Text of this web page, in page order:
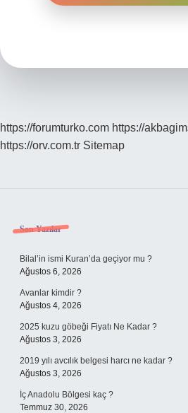
https://forumturko.com https://
https://orv.com.tr Sitemap
Sidebar
Son Yazılar
Bilal’in ismi Kuran’da geçiyor mu ?
Ağustos 6, 2026
Avanlar kimdir ?
Ağustos 4, 2026
2025 kuzu göbeği Fiyatı Ne Kadar ?
Ağustos 3, 2026
2019 yılı avcılık belgesi harcı ne kadar ?
Ağustos 3, 2026
İç Anadolu Bölgesi kaç ?
Temmuz 30, 2026